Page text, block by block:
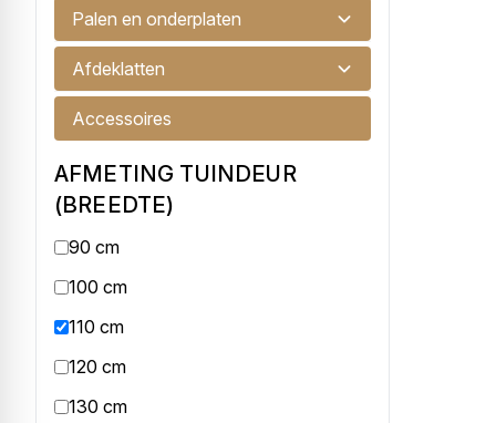
Palen en onderplaten
Afdeklatten
Accessoires
AFMETING TUINDEUR
(BREEDTE)
90 cm
100 cm
110 cm
120 cm
130 cm
Tuindeur geïmpregneerd 110cm
Tuindeur geïmpregneerd 110 x 195cm
€ 135,00